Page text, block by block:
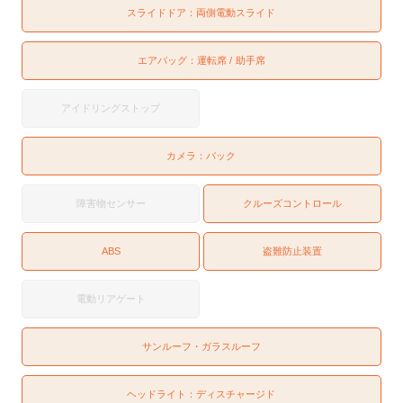
スライドドア： 両側電動スライド
エアバッグ： 運転席 助手席
アイドリングストップ
カメラ： バック
障害物センサー クルーズコントロール
ABS 盗難防止装置
電動リアゲート
サンルーフ・ガラスルーフ
ヘッドライト：ディスチャージド